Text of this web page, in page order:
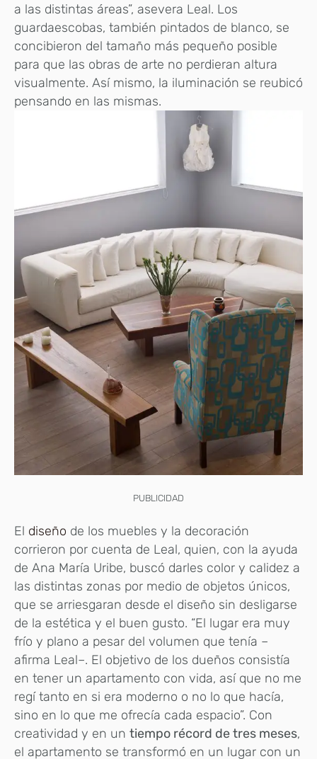
a las distintas áreas”, asevera Leal. Los
guardaescobas, también pintados de blanco, se
concibieron del tamaño más pequeño posible
para que las obras de arte no perdieran altura
visualmente. Así mismo, la iluminación se reubicó
pensando en las mismas.
PUBLICIDAD
El diseño de los muebles y la decoración
corrieron por cuenta de Leal, quien, con la ayuda
de Ana María Uribe, buscó darles color y calidez a
las distintas zonas por medio de objetos únicos,
que se arriesgaran desde el diseño sin desligarse
de la estética y el buen gusto. “El lugar era muy
frío y plano a pesar del volumen que tenía –
afirma Leal–. El objetivo de los dueños consistía
en tener un apartamento con vida, así que no me
regí tanto en si era moderno o no lo que hacía,
sino en lo que me ofrecía cada espacio”. Con
creatividad y en un tiempo récord de tres meses,
el apartamento se transformó en un lugar con un